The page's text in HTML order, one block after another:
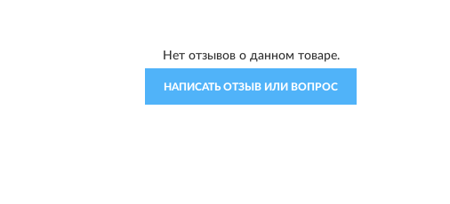
Нет отзывов о данном товаре.
НАПИСАТЬ ОТЗЫВ ИЛИ ВОПРОС